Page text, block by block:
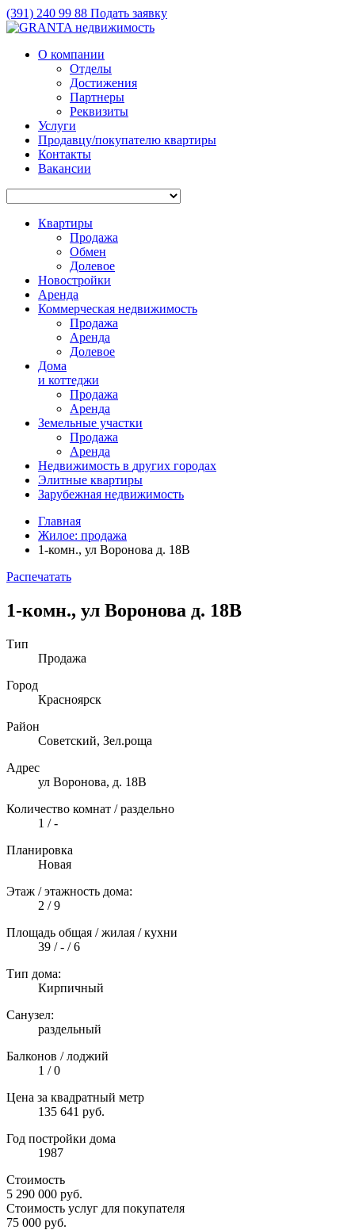
(391) 240 99 88 Подать заявку
О компании
Отделы
Достижения
Партнеры
Реквизиты
Услуги
Продавцу/покупателю квартиры
Контакты
Вакансии
Квартиры
Продажа
Обмен
Долевое
Новостройки
Аренда
Коммерческая недвижимость
Продажа
Аренда
Долевое
Дома
и коттеджи
Продажа
Аренда
Земельные участки
Продажа
Аренда
Недвижимость в других городах
Элитные квартиры
Зарубежная недвижимость
Главная
Жилое: продажа
1-комн., ул Воронова д. 18В
Распечатать
1-комн., ул Воронова д. 18В
Тип
Продажа
Город
Красноярск
Район
Советский, Зел.роща
Адрес
ул Воронова, д. 18В
Количество комнат / раздельно
1 / -
Планировка
Новая
Этаж / этажность дома:
2 / 9
Площадь общая / жилая / кухни
39 / - / 6
Тип дома:
Кирпичный
Санузел:
раздельный
Балконов / лоджий
1 / 0
Цена за квадратный метр
135 641 руб.
Год постройки дома
1987
Стоимость
5 290 000 руб.
Стоимость услуг для покупателя
75 000 руб.